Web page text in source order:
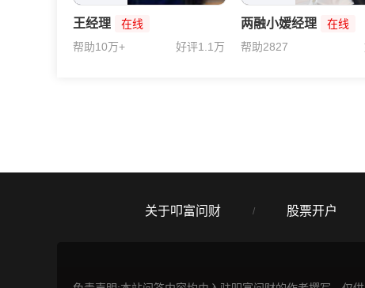
王经理
在线
帮助10万+
好评1.1万
两融小嫒经理
在线
帮助2827
关于叩富问财 / 股票开户